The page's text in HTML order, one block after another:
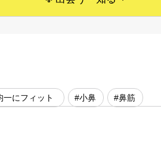
一にフィット #小鼻 #鼻筋